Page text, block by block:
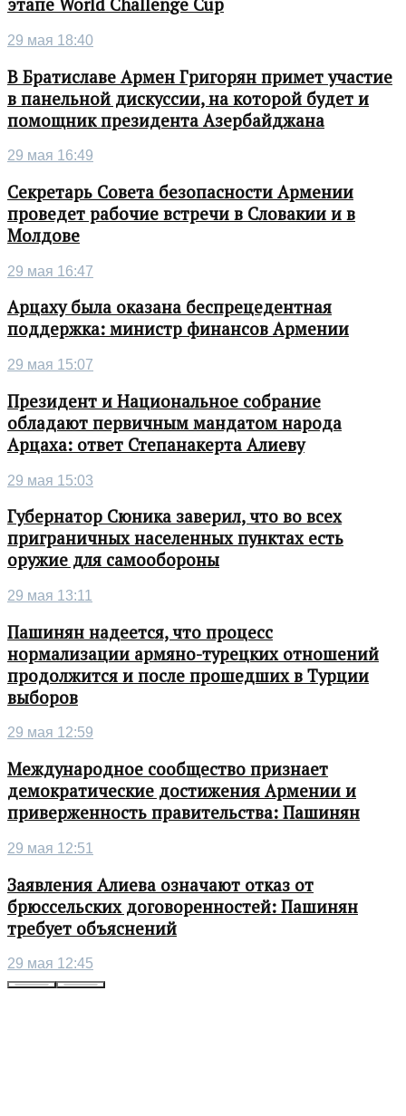
этапе World Challenge Cup
29 мая 18:40
В Братиславе Армен Григорян примет участие
в панельной дискуссии, на которой будет и
помощник президента Азербайджана
29 мая 16:49
Секретарь Совета безопасности Армении
проведет рабочие встречи в Словакии и в
Молдове
29 мая 16:47
Арцаху была оказана беспрецедентная
поддержка: министр финансов Армении
29 мая 15:07
Президент и Национальное собрание
обладают первичным мандатом народа
Арцаха: ответ Степанакерта Алиеву
29 мая 15:03
Губернатор Сюника заверил, что во всех
приграничных населенных пунктах есть
оружие для самообороны
29 мая 13:11
Пашинян надеется, что процесс
нормализации армяно-турецких отношений
продолжится и после прошедших в Турции
выборов
29 мая 12:59
Международное сообщество признает
демократические достижения Армении и
приверженность правительства: Пашинян
29 мая 12:51
Заявления Алиева означают отказ от
брюссельских договоренностей: Пашинян
требует объяснений
29 мая 12:45